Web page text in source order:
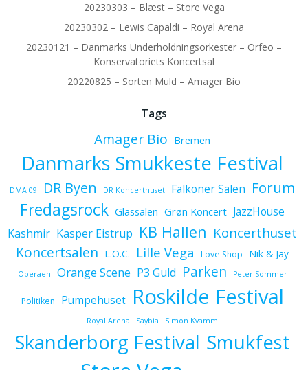
20230303 – Blæst – Store Vega
20230302 – Lewis Capaldi – Royal Arena
20230121 – Danmarks Underholdningsorkester – Orfeo –
Konservatoriets Koncertsal
20220825 – Sorten Muld – Amager Bio
Tags
Amager Bio Bremen
Danmarks Smukkeste Festival
DMA 09 DR Byen DR Koncerthuset Falkoner Salen Forum
Fredagsrock Glassalen Grøn Koncert JazzHouse
Kashmir Kasper Eistrup KB Hallen Koncerthuset
Koncertsalen L.O.C. Lille Vega Love Shop Nik & Jay
Operaen Orange Scene P3 Guld Parken Peter Sommer
Politiken Pumpehuset Roskilde Festival
Royal Arena Saybia Simon Kvamm
Skanderborg Festival Smukfest